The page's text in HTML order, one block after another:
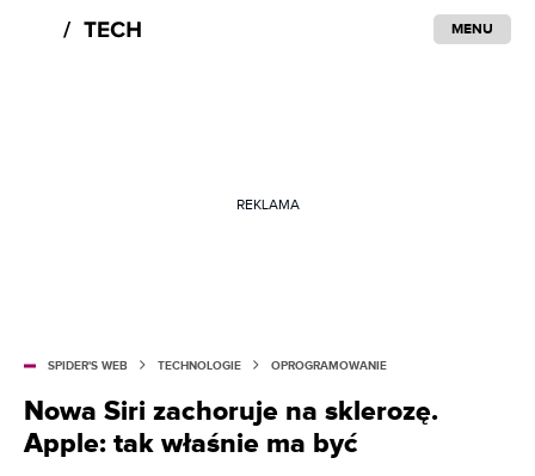
MENU
REKLAMA
SPIDER'S WEB TECHNOLOGIE OPROGRAMOWANIE
Nowa Siri zachoruje na sklerozę.
Apple: tak właśnie ma być